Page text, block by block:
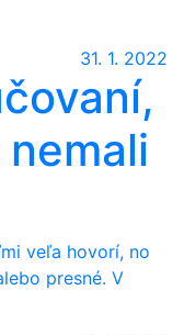
31. 1. 2022
veľa hovorí, no
presné. V